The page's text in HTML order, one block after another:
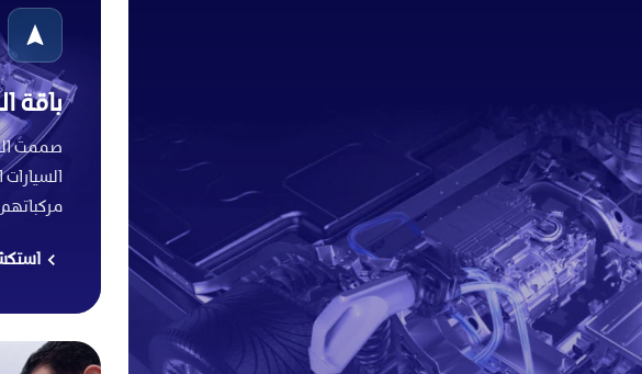
باقة
صممت